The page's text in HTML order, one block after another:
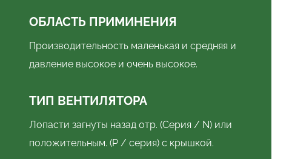
ОБЛАСТЬ ПРИМИНЕНИЯ
Производительность маленькая и средняя и
давление высокое и очень высокое.
ТИП ВЕНТИЛЯТОРА
Лопасти загнуты назад отр. (Серия / N) или
положительным. (P / серия) с крышкой.